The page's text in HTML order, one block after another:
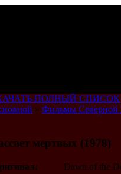
ПОЛНЫЙ СПИСОК
» Фильмы Северной
мертвых (1978)
Dawn of the